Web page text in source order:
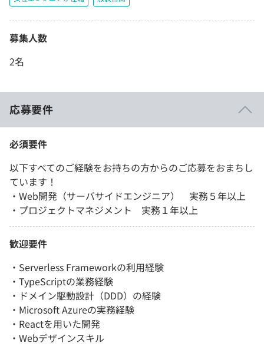
募集人数
2名
応募要件
必須要件
以下すべてのご経験をお持ちの方からのご応募をおまちし
ています！
・Web開発（サーバサイドエンジニア） 実務５年以上
・プロジェクトマネジメント 実務１年以上
歓迎要件
・Serverless Frameworkの利用経験
・TypeScriptの業務経験
・ドメイン駆動設計（DDD）の経験
・Microsoft Azureの実務経験
・Reactを用いた開発
・Webデザインスキル